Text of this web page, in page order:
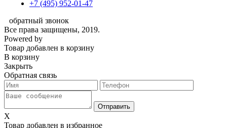
+7 (495) 952-01-47
обратный звонок
Все права защищены, 2019.
Powered by
Товар добавлен в корзину
В корзину
Закрыть
Обратная связь
X
Товар добавлен в избранное